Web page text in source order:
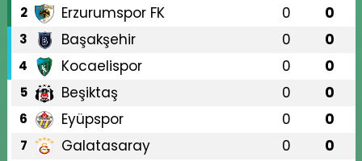
2 Erzurumspor FK 0 0
3 Başakşehir 0 0
4 Kocaelispor 0 0
5 Beşiktaş 0 0
6 Eyüpspor 0 0
7 Galatasaray 0 0